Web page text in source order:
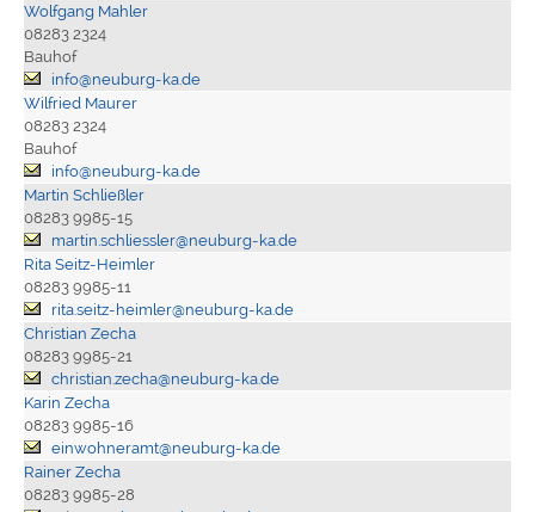
Wolfgang Mahler
08283 2324
Bauhof
info@neuburg-ka.de
Wilfried Maurer
08283 2324
Bauhof
info@neuburg-ka.de
Martin Schließler
08283 9985-15
martin.schliessler@neuburg-ka.de
Rita Seitz-Heimler
08283 9985-11
rita.seitz-heimler@neuburg-ka.de
Christian Zecha
08283 9985-21
christian.zecha@neuburg-ka.de
Karin Zecha
08283 9985-16
einwohneramt@neuburg-ka.de
Rainer Zecha
08283 9985-28